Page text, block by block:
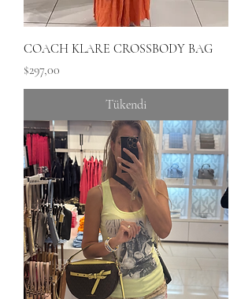
COACH KLARE CROSSBODY BAG
Fiyat
$297,00
Tükendi